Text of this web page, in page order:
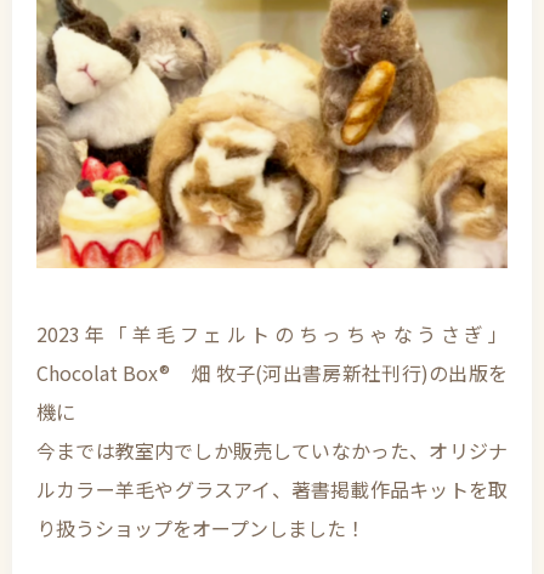
2023年「羊毛フェルトのちっちゃなうさぎ」
Chocolat Box® 畑 牧子(河出書房新社刊行)の出版を
機に
今までは教室内でしか販売していなかった、オリジナ
ルカラー羊毛やグラスアイ、著書掲載作品キットを取
り扱うショップをオープンしました！